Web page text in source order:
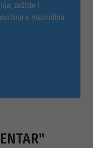
zaštite i
u vlasništvu